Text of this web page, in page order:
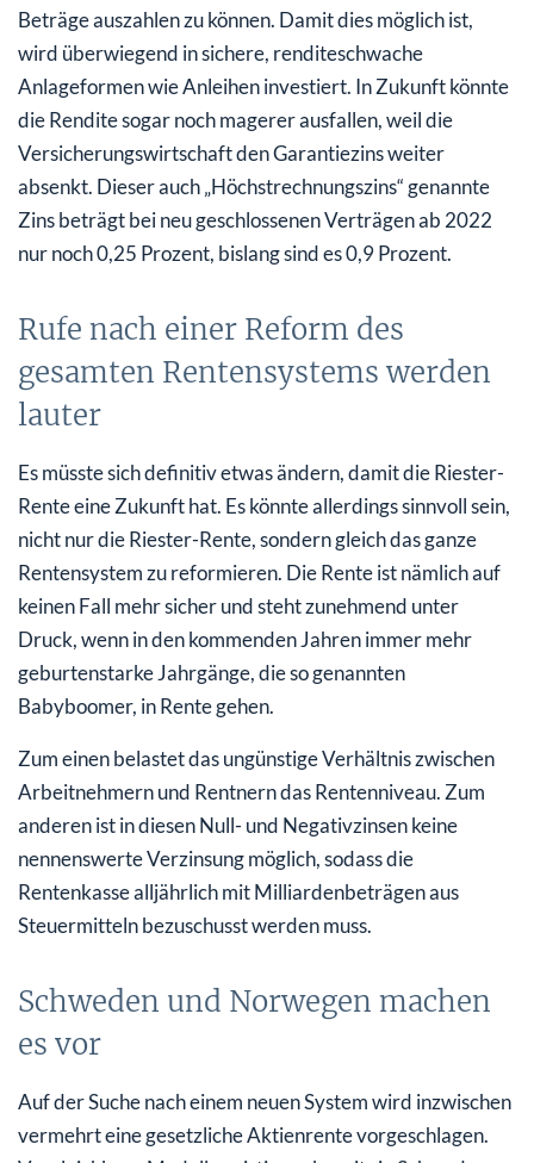
Beträge auszahlen zu können. Damit dies möglich ist,
wird überwiegend in sichere, renditeschwache
Anlageformen wie Anleihen investiert. In Zukunft könnte
die Rendite sogar noch magerer ausfallen, weil die
Versicherungswirtschaft den Garantiezins weiter
absenkt. Dieser auch „Höchstrechnungszins“ genannte
Zins beträgt bei neu geschlossenen Verträgen ab 2022
nur noch 0,25 Prozent, bislang sind es 0,9 Prozent.
Rufe nach einer Reform des
gesamten Rentensystems werden
lauter
Es müsste sich definitiv etwas ändern, damit die Riester-
Rente eine Zukunft hat. Es könnte allerdings sinnvoll sein,
nicht nur die Riester-Rente, sondern gleich das ganze
Rentensystem zu reformieren. Die Rente ist nämlich auf
keinen Fall mehr sicher und steht zunehmend unter
Druck, wenn in den kommenden Jahren immer mehr
geburtenstarke Jahrgänge, die so genannten
Babyboomer, in Rente gehen.
Zum einen belastet das ungünstige Verhältnis zwischen
Arbeitnehmern und Rentnern das Rentenniveau. Zum
anderen ist in diesen Null- und Negativzinsen keine
nennenswerte Verzinsung möglich, sodass die
Rentenkasse alljährlich mit Milliardenbeträgen aus
Steuermitteln bezuschusst werden muss.
Schweden und Norwegen machen
es vor
Auf der Suche nach einem neuen System wird inzwischen
vermehrt eine gesetzliche Aktienrente vorgeschlagen.